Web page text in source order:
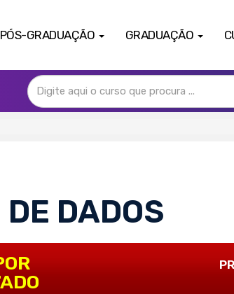
PÓS-GRADUAÇÃO GRADUAÇÃO
DADOS